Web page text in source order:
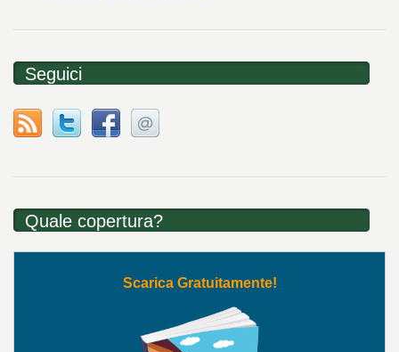
Seguici
Quale copertura?
Scarica Gratuitamente!